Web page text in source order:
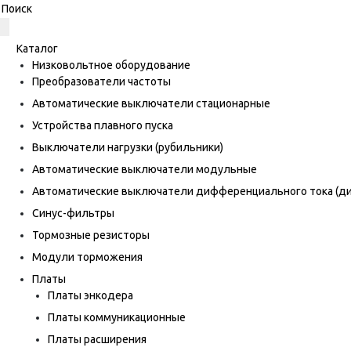
Каталог
Низковольтное оборудование
Преобразователи частоты
Автоматические выключатели стационарные
Устройства плавного пуска
Выключатели нагрузки (рубильники)
Автоматические выключатели модульные
Автоматические выключатели дифференциального тока
Синус-фильтры
Тормозные резисторы
Модули торможения
Платы
Платы энкодера
Платы коммуникационные
Платы расширения